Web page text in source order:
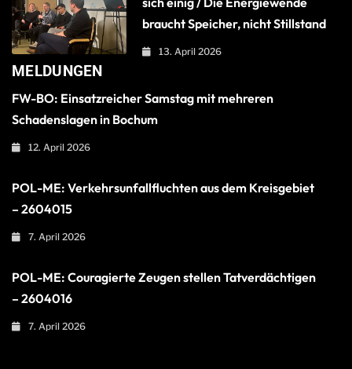
braucht Speicher, nicht Stillstand
13. April 2026
MELDUNGEN
FW-BO: Einsatzreicher Samstag mit mehreren
Schadenslagen in Bochum
12. April 2026
POL-ME: Verkehrsunfallfluchten aus dem Kreisgebiet
– 2604015
7. April 2026
POL-ME: Couragierte Zeugen stellen Tatverdächtigen
– 2604016
7. April 2026